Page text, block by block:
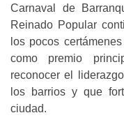
Carnaval de
Reinado Popular
los pocos
como premio
reconocer el
los barrios y que
ciudad.